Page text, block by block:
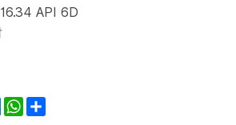
API 6D
LinkedInWhatsApp